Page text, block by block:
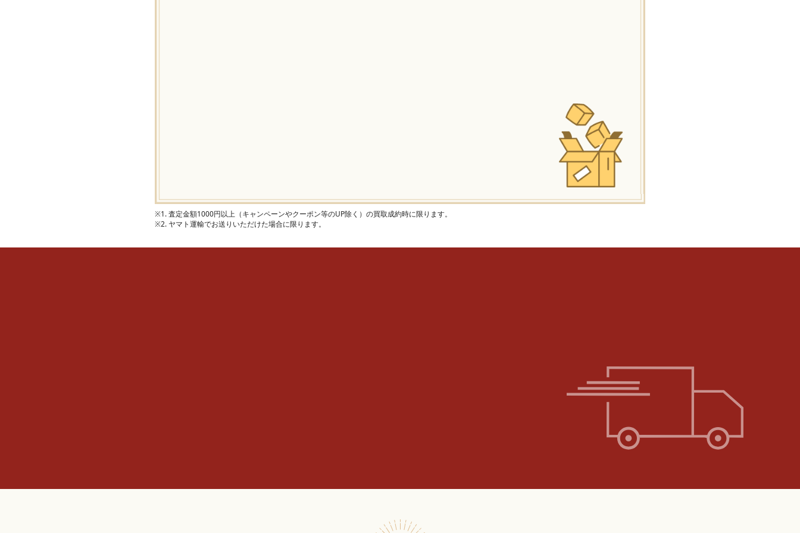
※1. 査定金額1000円以上（キャンペーンやクーポン等のUP除く）の買取成約時に限ります。
※2. ヤマト運輸でお送りいただけた場合に限ります。